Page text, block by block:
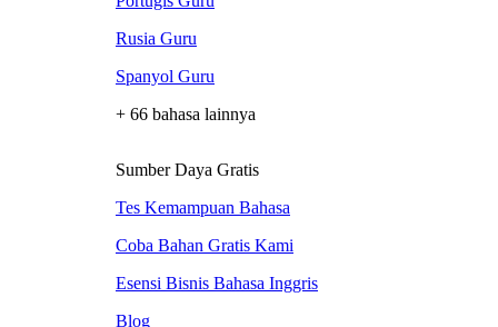
Rusia Guru
Spanyol Guru
+ 66 bahasa lainnya
Sumber Daya Gratis
Tes Kemampuan Bahasa
Coba Bahan Gratis Kami
Esensi Bisnis Bahasa Inggris
Blog